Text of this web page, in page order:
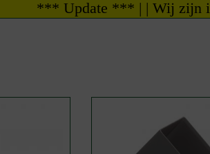
*** Update *** | | Wij zijn